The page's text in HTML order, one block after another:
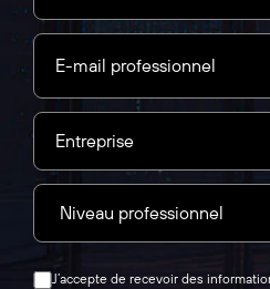
J’accepte de recevoir des